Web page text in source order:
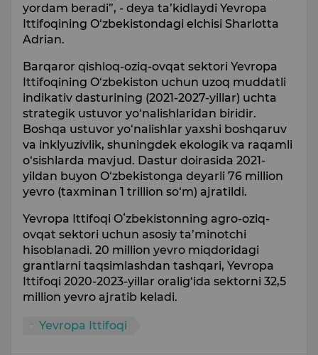
yordam beradi”, - deya ta’kidlaydi Yevropa
Ittifoqining O‘zbekistondagi elchisi Sharlotta
Adrian.
Barqaror qishloq-oziq-ovqat sektori Yevropa
Ittifoqining O‘zbekiston uchun uzoq muddatli
indikativ dasturining (2021-2027-yillar) uchta
strategik ustuvor yo‘nalishlaridan biridir.
Boshqa ustuvor yo‘nalishlar yaxshi boshqaruv
va inklyuzivlik, shuningdek ekologik va raqamli
o‘sishlarda mavjud. Dastur doirasida 2021-
yildan buyon O‘zbekistonga deyarli 76 million
yevro (taxminan 1 trillion so‘m) ajratildi.
Yevropa Ittifoqi Oʻzbekistonning agro-oziq-
ovqat sektori uchun asosiy ta’minotchi
hisoblanadi. 20 million yevro miqdoridagi
grantlarni taqsimlashdan tashqari, Yevropa
Ittifoqi 2020-2023-yillar oralig‘ida sektorni 32,5
million yevro ajratib keladi.
Yevropa Ittifoqi